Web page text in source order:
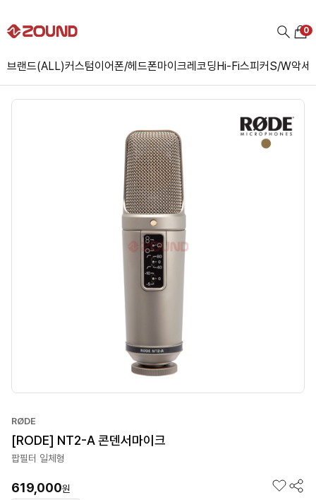
브랜드(ALL)커스텀이어폰/헤드폰마이크레코딩Hi-Fi스피커S/W악세
0
RØDE
[RODE] NT2-A 콘덴서마이크
팝필터 일체형
619,000원